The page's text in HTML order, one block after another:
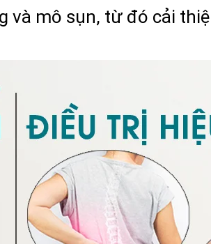
và mô sụn, từ đó cải